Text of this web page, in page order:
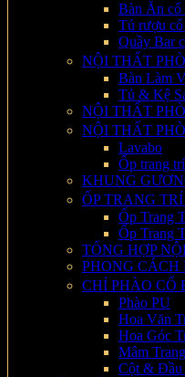
Bàn Ăn cổ
Tủ rượu cổ
Quầy Bar
NỘI THẤT
Bàn Làm
Tủ & Kệ
NỘI THẤT
NỘI THẤT
Lavabo
Ốp trang
KHUNG
ỐP TRANG
Ốp Trang
Ốp Trang
TỔNG HỢP
PHONG CÁCH
CHỈ PHÀO CỔ
Phào PU
Hoa Văn
Hoa Góc
Mâm
Cột & Đầu